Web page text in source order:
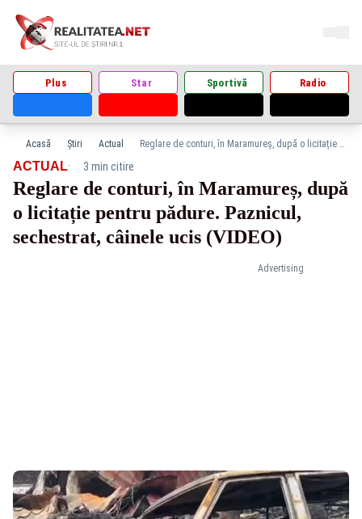
Plus Star Sportivă Radio
Acasă Știri Actual Reglare de conturi, în Maramureș, după o licitație pentru pădure. Paznicul, sechestrat, câinele ucis (VIDEO)
Advertising
ACTUAL· 3 min citire
Reglare de conturi, în Maramureș, după
o licitație pentru pădure. Paznicul,
sechestrat, câinele ucis (VIDEO)